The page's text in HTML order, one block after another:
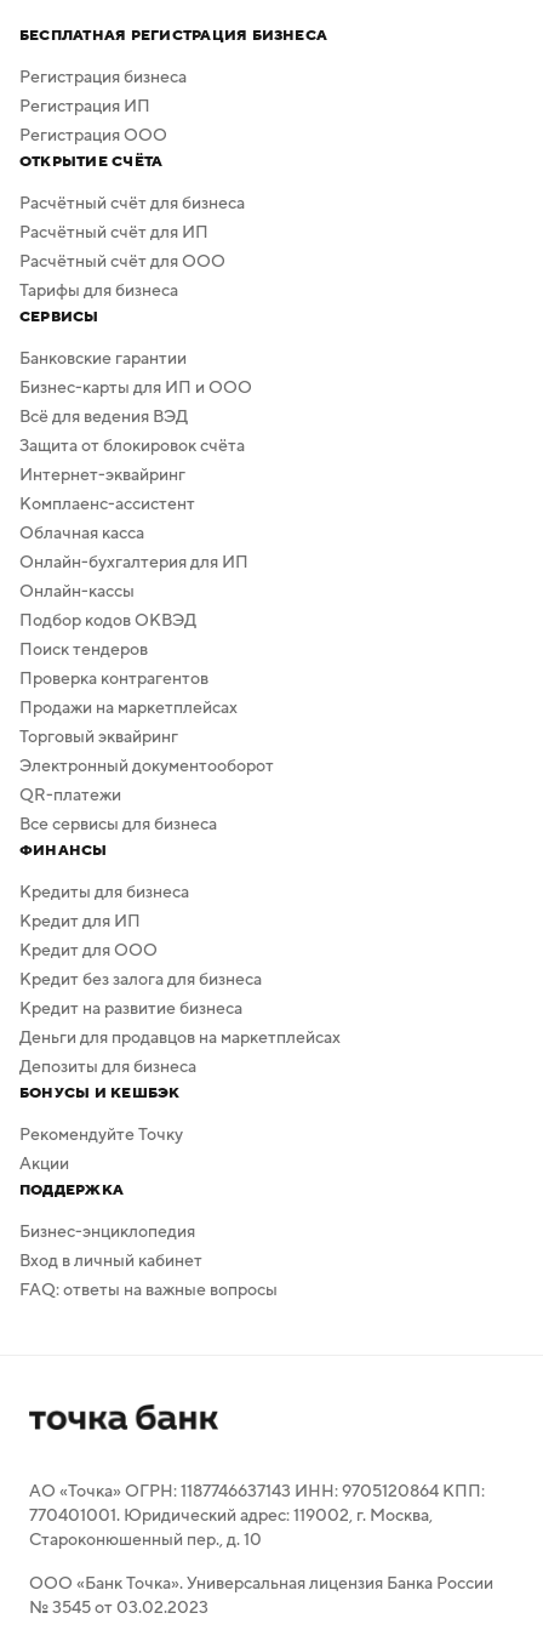
а скачать результат можно бесплатно в высоком
качестве. Дополнительная обработка не нужна —
в сервисе предусмотрено скачивание логотипа без
фона.
БЕСПЛАТНАЯ РЕГИСТРАЦИЯ БИЗНЕСА
Регистрация бизнеса
Регистрация ИП
Регистрация ООО
ОТКРЫТИЕ СЧЁТА
Расчётный счёт для бизнеса
Расчётный счёт для ИП
Расчётный счёт для ООО
Тарифы для бизнеса
СЕРВИСЫ
Банковские гарантии
Бизнес-карты для ИП и ООО
Всё для ведения ВЭД
Защита от блокировок счёта
Интернет-эквайринг
Комплаенс-ассистент
Облачная касса
Онлайн-бухгалтерия для ИП
Онлайн-кассы
Подбор кодов ОКВЭД
Поиск тендеров
Проверка контрагентов
Продажи на маркетплейсах
Торговый эквайринг
Электронный документооборот
QR-платежи
Все сервисы для бизнеса
ФИНАНСЫ
Кредиты для бизнеса
Кредит для ИП
Кредит для ООО
Кредит без залога для бизнеса
Кредит на развитие бизнеса
Деньги для продавцов на маркетплейсах
Депозиты для бизнеса
БОНУСЫ И КЕШБЭК
Рекомендуйте Точку
Акции
ПОДДЕРЖКА
Бизнес-энциклопедия
Вход в личный кабинет
FAQ: ответы на важные вопросы
АО «Точка» ОГРН: 1187746637143 ИНН: 9705120864 КПП:
770401001. Юридический адрес: 119002, г. Москва,
Староконюшенный пер., д. 10
ООО «Банк Точка». Универсальная лицензия Банка России
№ 3545 от 03.02.2023